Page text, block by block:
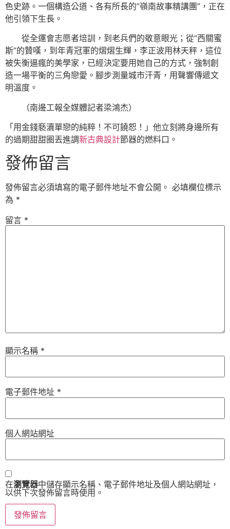
色史跡。一個構造公道、各有所長的“嶺南故事精講團”，正在
他引領下生長。
從全運會志愿者培訓，到老兵們的敬意眼光；從“西關蜜
斯”的贊嘆，到年青冠軍的熠熠生輝，李正波用林天秤，這位
被失衡逼瘋的美學家，已經決定要用她自己的方式，強制創
造一場平衡的三角戀愛。腳步測量城市汗青，用聲響傳遞文
明溫度。
（南邊工報全媒體記者梁鴻杰）
「用金錢褻瀆單戀的純粹！不可饒恕！」他立刻將身邊所有
的過期甜甜圈丟進調新古典設計節器的燃料口。
發佈留言
發佈留言必須填寫的電子郵件地址不會公開。 必填欄位標示
為 *
留言 *
顯示名稱 *
電子郵件地址 *
個人網站網址
在瀏覽器中儲存顯示名稱、電子郵件地址及個人網站網址，
以供下次發佈留言時使用。